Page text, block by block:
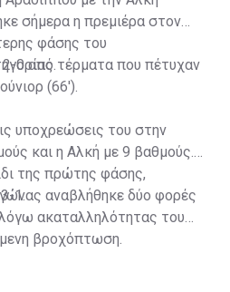
σήμερα η πρεμιέρα στον
φάσης του
0 από τέρματα που πέτυχαν
(66').
υποχρεώσεις του στην
και η Αλκή με 9 βαθμούς.
της πρώτης φάσης,
1.
αναβλήθηκε δύο φορές
ακαταλληλότητας του
βροχόπτωση.